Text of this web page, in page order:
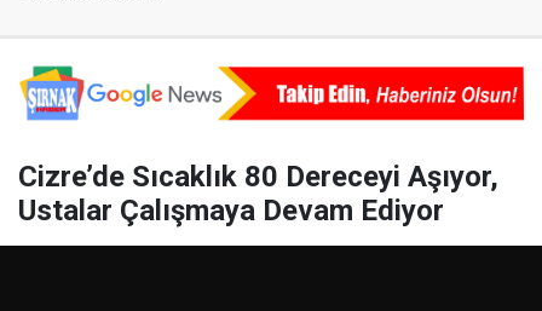
Cizre’de Sıcaklık 80 Dereceyi Aşıyor,
Ustalar Çalışmaya Devam Ediyor